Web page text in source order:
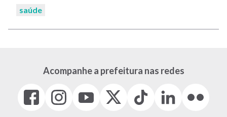
saúde
Acompanhe a prefeitura nas redes
Facebook
(link
Instagram
(link
(link
(Antigo
Tiktok
(link
LinkedIn
(link
(link